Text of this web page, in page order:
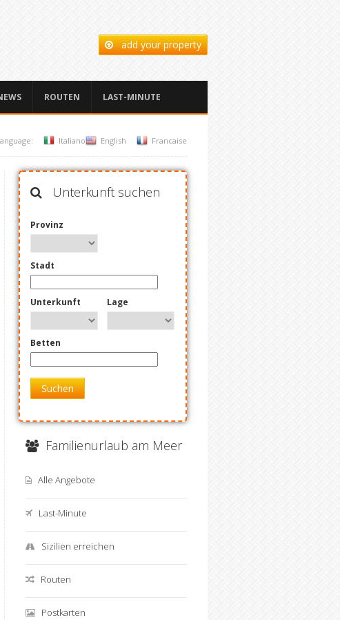
add your property
ROUTEN LAST-MINUTE
Italiano English Francaise
Unterkunft suchen
Provinz
Stadt
Unterkunft Lage
Betten
Suchen
Familienurlaub am Meer
Alle Angebote
Last-Minute
Sizilien erreichen
Routen
Postkarten